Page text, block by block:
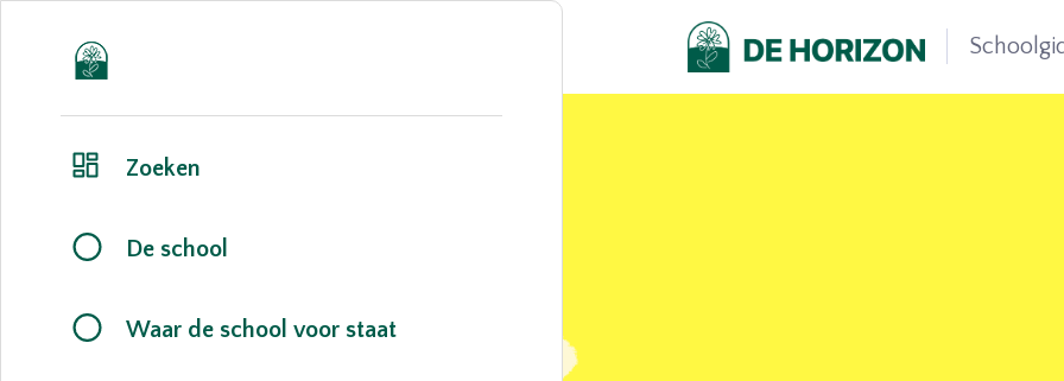
Zoeken
De school
Waar de school voor staat